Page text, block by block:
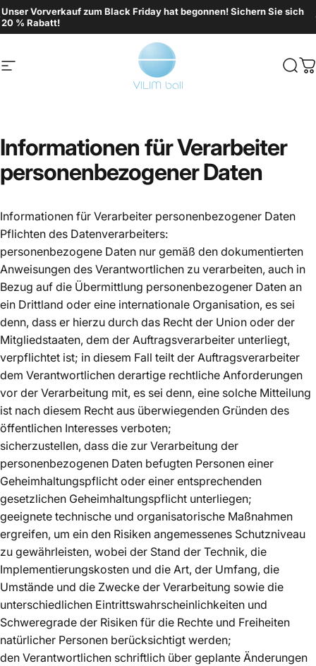
Direkt zum Inhalt
Unser Vorverkauf zum Black Friday hat begonnen! Sichern Sie sich
20 % Rabatt!
Pause Diashow
Seitennavigation Vilimed
Informationen fürVerarbeiter
personenbezogenerDaten
Informationen für Verarbeiter personenbezogener Daten
Pflichten des Datenverarbeiters:
personenbezogene Daten nur gemäß den dokumentierten
Anweisungen des Verantwortlichen zu verarbeiten, auch in
Bezug auf die Übermittlung personenbezogener Daten an
ein Drittland oder eine internationale Organisation, es sei
denn, dass er hierzu durch das Recht der Union oder der
Mitgliedstaaten, dem der Auftragsverarbeiter unterliegt,
verpflichtet ist; in diesem Fall teilt der Auftragsverarbeiter
dem Verantwortlichen derartige rechtliche Anforderungen
vor der Verarbeitung mit, es sei denn, eine solche Mitteilung
ist nach diesem Recht aus überwiegenden Gründen des
öffentlichen Interesses verboten;
sicherzustellen, dass die zur Verarbeitung der
personenbezogenen Daten befugten Personen einer
Geheimhaltungspflicht oder einer entsprechenden
gesetzlichen Geheimhaltungspflicht unterliegen;
geeignete technische und organisatorische Maßnahmen
ergreifen, um ein den Risiken angemessenes Schutzniveau
zu gewährleisten, wobei der Stand der Technik, die
Implementierungskosten und die Art, der Umfang, die
Umstände und die Zwecke der Verarbeitung sowie die
unterschiedlichen Eintrittswahrscheinlichkeiten und
Schweregrade der Risiken für die Rechte und Freiheiten
natürlicher Personen berücksichtigt werden;
den Verantwortlichen schriftlich über geplante Änderungen